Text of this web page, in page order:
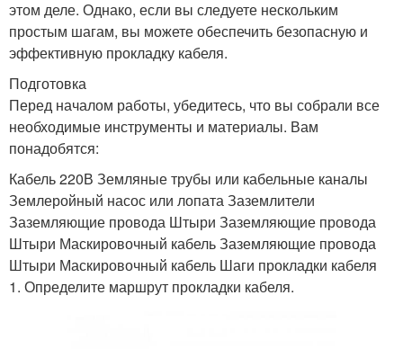
этом деле. Однако, если вы следуете нескольким
простым шагам, вы можете обеспечить безопасную и
эффективную прокладку кабеля.
Подготовка
Перед началом работы, убедитесь, что вы собрали все
необходимые инструменты и материалы. Вам
понадобятся:
Кабель 220В Земляные трубы или кабельные каналы
Землеройный насос или лопата Заземлители
Заземляющие провода Штыри Заземляющие провода
Штыри Маскировочный кабель Заземляющие провода
Штыри Маскировочный кабель Шаги прокладки кабеля
1. Определите маршрут прокладки кабеля.